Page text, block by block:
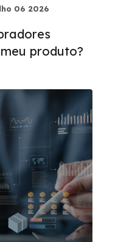
06 2026
produto?